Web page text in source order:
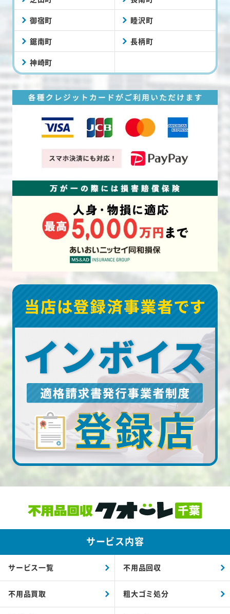
御宿町 睦沢町
鋸南町 長柄町
神崎町
サービス内容
サービス一覧 不用品回収
不用品買取 粗大ゴミ処分